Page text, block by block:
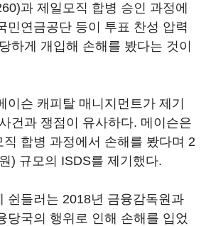
과 제일모직 합병 승인 과정에
민연금공단 등이 투표 찬성 압력
하게 개입해 손해를 봤다는 것이
이슨 캐피탈 매니지먼트가 제기
건과 쟁점이 유사하다. 메이슨은
합병 과정에서 손해를 봤다며 2
) 규모의 ISDS를 제기했다.
쉰들러는 2018년 금융감독원과
당국의 행위로 인해 손해를 입었